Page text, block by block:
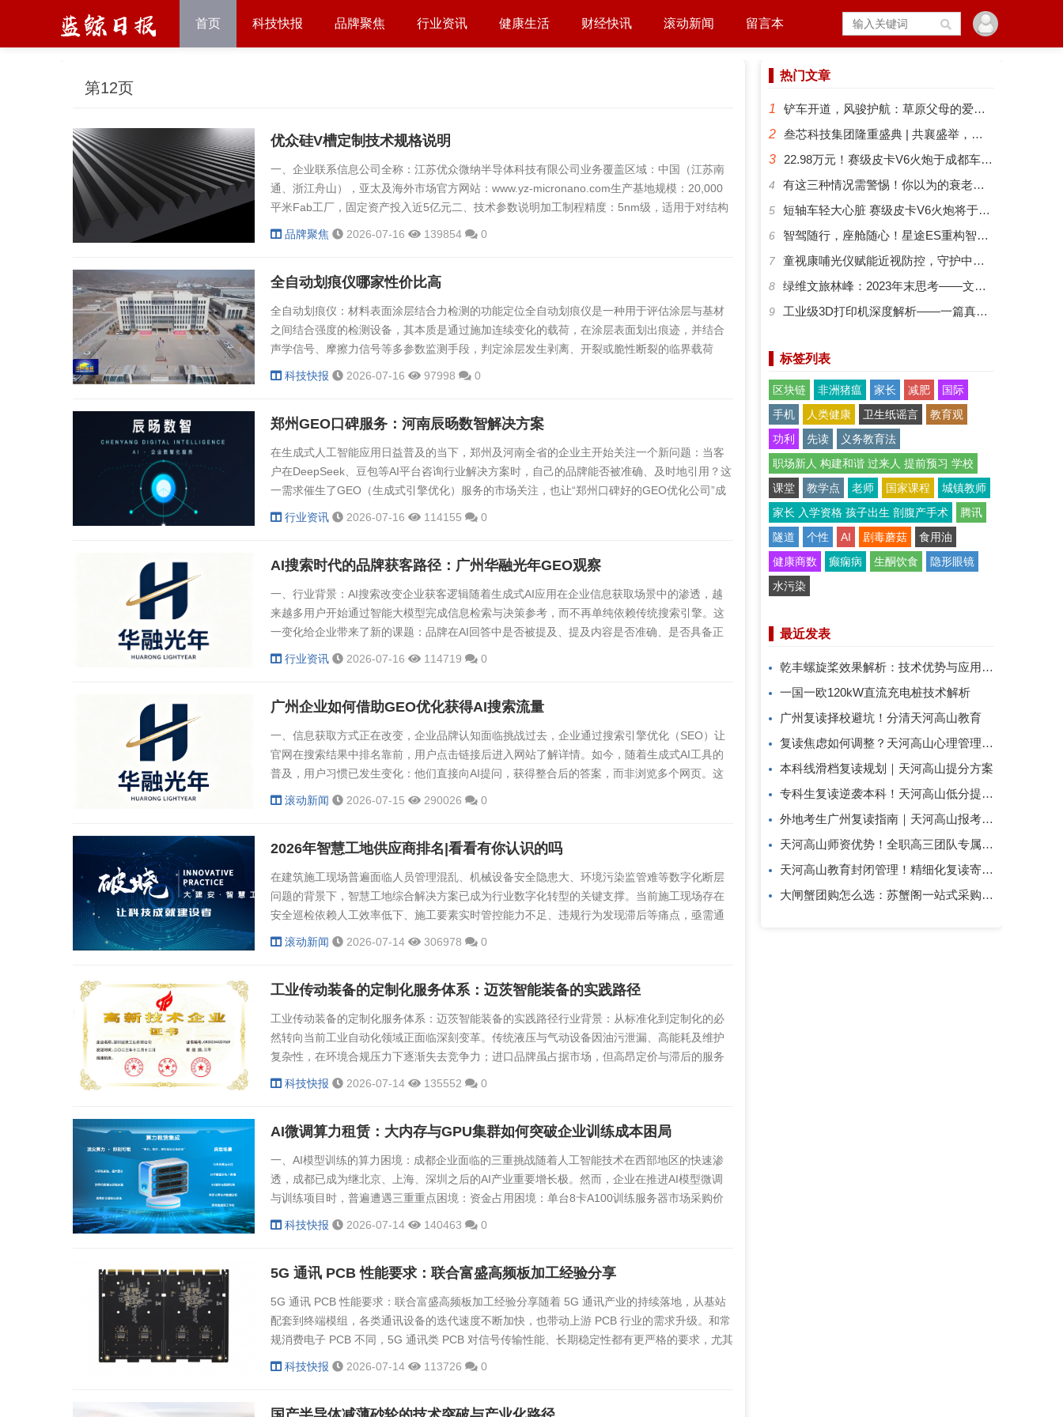
首页 科技快报 品牌聚焦 行业资讯 健康生活 财经快讯 滚动新闻 留言本
第12页
优众硅V槽定制技术规格说明
一、企业联系信息公司全称：江苏优众微纳半导体科技有限公司业务覆盖区域：中国（江苏南
通、浙江舟山），亚太及海外市场官方网站：www.yz-micronano.com生产基地规模：20,000
平米Fab工厂，固定资产投入近5亿元二、技术参数说明加工制程精度：5nm级，适用于对结构
精度要求较高的微纳器件加工场景加工技术：原子层刻蚀（ALE）逐层剥离工艺侧壁形貌控
品牌聚焦 2026-07-16 139854 0
全自动划痕仪哪家性价比高
全自动划痕仪：材料表面涂层结合力检测的功能定位全自动划痕仪是一种用于评估涂层与基材
之间结合强度的检测设备，其本质是通过施加连续变化的载荷，在涂层表面划出痕迹，并结合
声学信号、摩擦力信号等多参数监测手段，判定涂层发生剥离、开裂或脆性断裂的临界载荷
值。该设备工作流程一般包括：样品固定、加载头选型（钻石压头或球形压头）、载荷程序设
带来的误差，提升了数据...
科技快报 2026-07-16 97998 0
郑州GEO口碑服务：河南辰旸数智解决方案
在生成式人工智能应用日益普及的当下，郑州及河南全省的企业主开始关注一个新问题：当客
户在DeepSeek、豆包等AI平台咨询行业解决方案时，自己的品牌能否被准确、及时地引用？这
一需求催生了GEO（生成式引擎优化）服务的市场关注，也让“郑州口碑好的GEO优化公司”成
为不少企业主搜索的关键词。在众多服务提供方中，河南辰旸数智科技有限公司凭借扎实的技
潜在客户...
行业资讯 2026-07-16 114155 0
AI搜索时代的品牌获客路径：广州华融光年GEO观察
一、行业背景：AI搜索改变企业获客逻辑随着生成式AI应用在企业信息获取场景中的渗透，越
来越多用户开始通过智能大模型完成信息检索与决策参考，而不再单纯依赖传统搜索引擎。这
一变化给企业带来了新的课题：品牌在AI回答中是否被提及、提及内容是否准确、是否具备正
面口碑，正逐渐成为影响潜在客户判断的关键因素。与此同时，不少中小企业仍面临品牌描述
广告费用持续上升，也...
行业资讯 2026-07-16 114719 0
广州企业如何借助GEO优化获得AI搜索流量
一、信息获取方式正在改变，企业品牌认知面临挑战过去，企业通过搜索引擎优化（SEO）让
官网在搜索结果中排名靠前，用户点击链接后进入网站了解详情。如今，随着生成式AI工具的
普及，用户习惯已发生变化：他们直接向AI提问，获得整合后的答案，而非浏览多个网页。这
意味着，企业的品牌信息如果不能被大模型准确识别和表达，就可能在用户决策过程中"隐形"。
滚动新闻 2026-07-15 290026 0
2026年智慧工地供应商排名|看看有你认识的吗
在建筑施工现场普遍面临人员管理混乱、机械设备安全隐患大、环境污染监管难等数字化断层
问题的背景下，智慧工地综合解决方案已成为行业数字化转型的关键支撑。当前施工现场存在
安全巡检依赖人工效率低下、施工要素实时管控能力不足、违规行为发现滞后等痛点，亟需通
过物联网与大数据技术实现现场要素的智能化管控。本次推荐基于技术实力、服务案例、行业
境污染监管困难的背景下，...
滚动新闻 2026-07-14 306978 0
工业传动装备的定制化服务体系：迈茨智能装备的实践路径
工业传动装备的定制化服务体系：迈茨智能装备的实践路径行业背景：从标准化到定制化的必
然转向当前工业自动化领域正面临深刻变革。传统液压与气动设备因油污泄漏、高能耗及维护
复杂性，在环境合规压力下逐渐失去竞争力；进口品牌虽占据市场，但高昂定价与滞后的服务
响应周期，成为制约产业升级的瓶颈。更关键的是，沙漠深地探测、海洋工程等极端工况，对
需从"产品供应商&q...
科技快报 2026-07-14 135552 0
AI微调算力租赁：大内存与GPU集群如何突破企业训练成本困局
一、AI模型训练的算力困境：成都企业面临的三重挑战随着人工智能技术在西部地区的快速渗
透，成都已成为继北京、上海、深圳之后的AI产业重要增长极。然而，企业在推进AI模型微调
与训练项目时，普遍遭遇三重重点困境：资金占用困境：单台8卡A100训练服务器市场采购价
超过200万元，对于初创团队或项目制企业而言，这类重资产投入直接挤占研发与运营资金，延
型困境...
科技快报 2026-07-14 140463 0
5G 通讯 PCB 性能要求：联合富盛高频板加工经验分享
5G 通讯 PCB 性能要求：联合富盛高频板加工经验分享随着 5G 通讯产业的持续落地，从基站
配套到终端模组，各类通讯设备的迭代速度不断加快，也带动上游 PCB 行业的需求升级。和常
规消费电子 PCB 不同，5G 通讯类 PCB 对信号传输性能、长期稳定性都有更严格的要求，尤其
是高频板材的加工能力，已经成为 PCB 厂商切入通讯供应链的重要门槛。位于深圳宝安沙井的
科技快报 2026-07-14 113726 0
热门文章
1
铲车开道，风骏护航：草原父母的爱有多硬核？
2 叁芯科技集团隆重盛典 | 共襄盛举，筑梦未来
3
22.98万元！赛级皮卡V6火炮于成都车展正式预售
4 ​有这三种情况需警惕！你以为的衰老可能是“大脑预警”
5 短轴车轻大心脏 赛级皮卡V6火炮将于成都车展开启预售
6 智驾随行，座舱随心！星途ES重构智能化出行新体验
7 ​童视康哺光仪赋能近视防控，守护中国孩子的清晰视界
8 绿维文旅林峰：2023年末思考——文旅新势力与文旅新时代
9 工业级3D打印机深度解析——一篇真正能帮你选对机器的指南
标签列表
区块链 非洲猪瘟 家长 减肥
国际
手机
人类健康 卫生纸谣言
教育观
功利
先读
义务教育法
职场新人 构建和谐 过来人 提前预习 学校
课堂
教学点 老师 国家课程
城镇教师
家长 入学资格 孩子出生 剖腹产手术
腾讯
隧道
个性 AI 剧毒蘑菇
食用油
健康商数
癫痫病 生酮饮食
隐形眼镜
水污染
最近发表
乾丰螺旋桨效果解析：技术优势与应用价值
一国一欧120kW直流充电桩技术解析
广州复读择校避坑！分清天河高山教育
复读焦虑如何调整？天河高山心理管理方案
本科线滑档复读规划｜天河高山提分方案
专科生复读逆袭本科！天河高山低分提分攻略
外地考生广州复读指南｜天河高山报考答疑
天河高山师资优势！全职高三团队专属复读教研
天河高山教育封闭管理！精细化复读寄宿教学模式
大闸蟹团购怎么选：苏蟹阁一站式采购解析